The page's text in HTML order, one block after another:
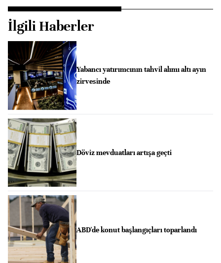
İlgili Haberler
Yabancı yatırımcının tahvil alımı altı ayın
zirvesinde
Döviz mevduatları artışa geçti
ABD'de konut başlangıçları toparlandı